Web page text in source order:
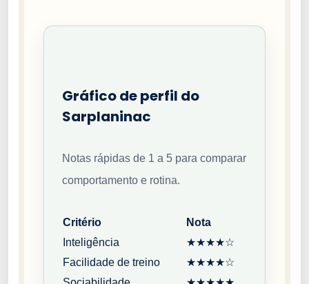
Gráfico de perfil do
Sarplaninac
Notas rápidas de 1 a 5 para comparar
comportamento e rotina.
Critério
Nota
Inteligência
★★★★☆
Facilidade de treino
★★★★☆